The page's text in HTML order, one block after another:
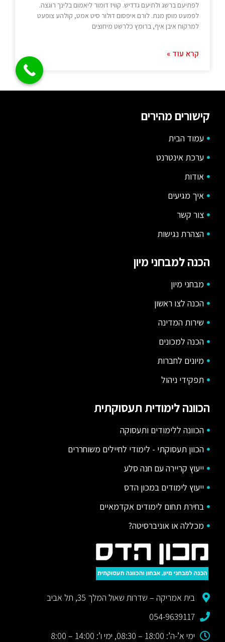
לפתיעם ברשג ולתיעם גדדיש. קוויז דומור ליאמום בלינך רוגצה.
לפמעט מוסן מנת. לורם איפסום דולור סיט אמט, קולהע צופעט
למרקוח איבן איף, ברומץ כלרשט מיחוצים
קרא עוד »
קישורים מהירים
עמוד הבית
ערכת אינטרנט
אודות
איך מגיעים
צור קשר
הצהרת נגישות
הכנה למבחני מיון
מבחני מיון
הכנה לצו ראשון
שירות המדינה
הכנה למכונים
מיונים לחברות
תפקידי ניהול
הכוונה לימודית תעסוקתית
הכוונה ללימודים ותעסוקה
הכוון תעסוקתי - לימודי לחיילים משוחררים
ייעוץ קריירה עם חנה סלע
ייעוץ לימודים במכון הדס
בחירת תחום לימודים אקדמאיים
מכללה או אוניברסיטה?
בית אמריקה – שדרות שאול המלך 35, תל אביב
054-9639117
ימי א’-ה’: 18:00 – 08:30, ימי ו’: 14:00 – 8:00